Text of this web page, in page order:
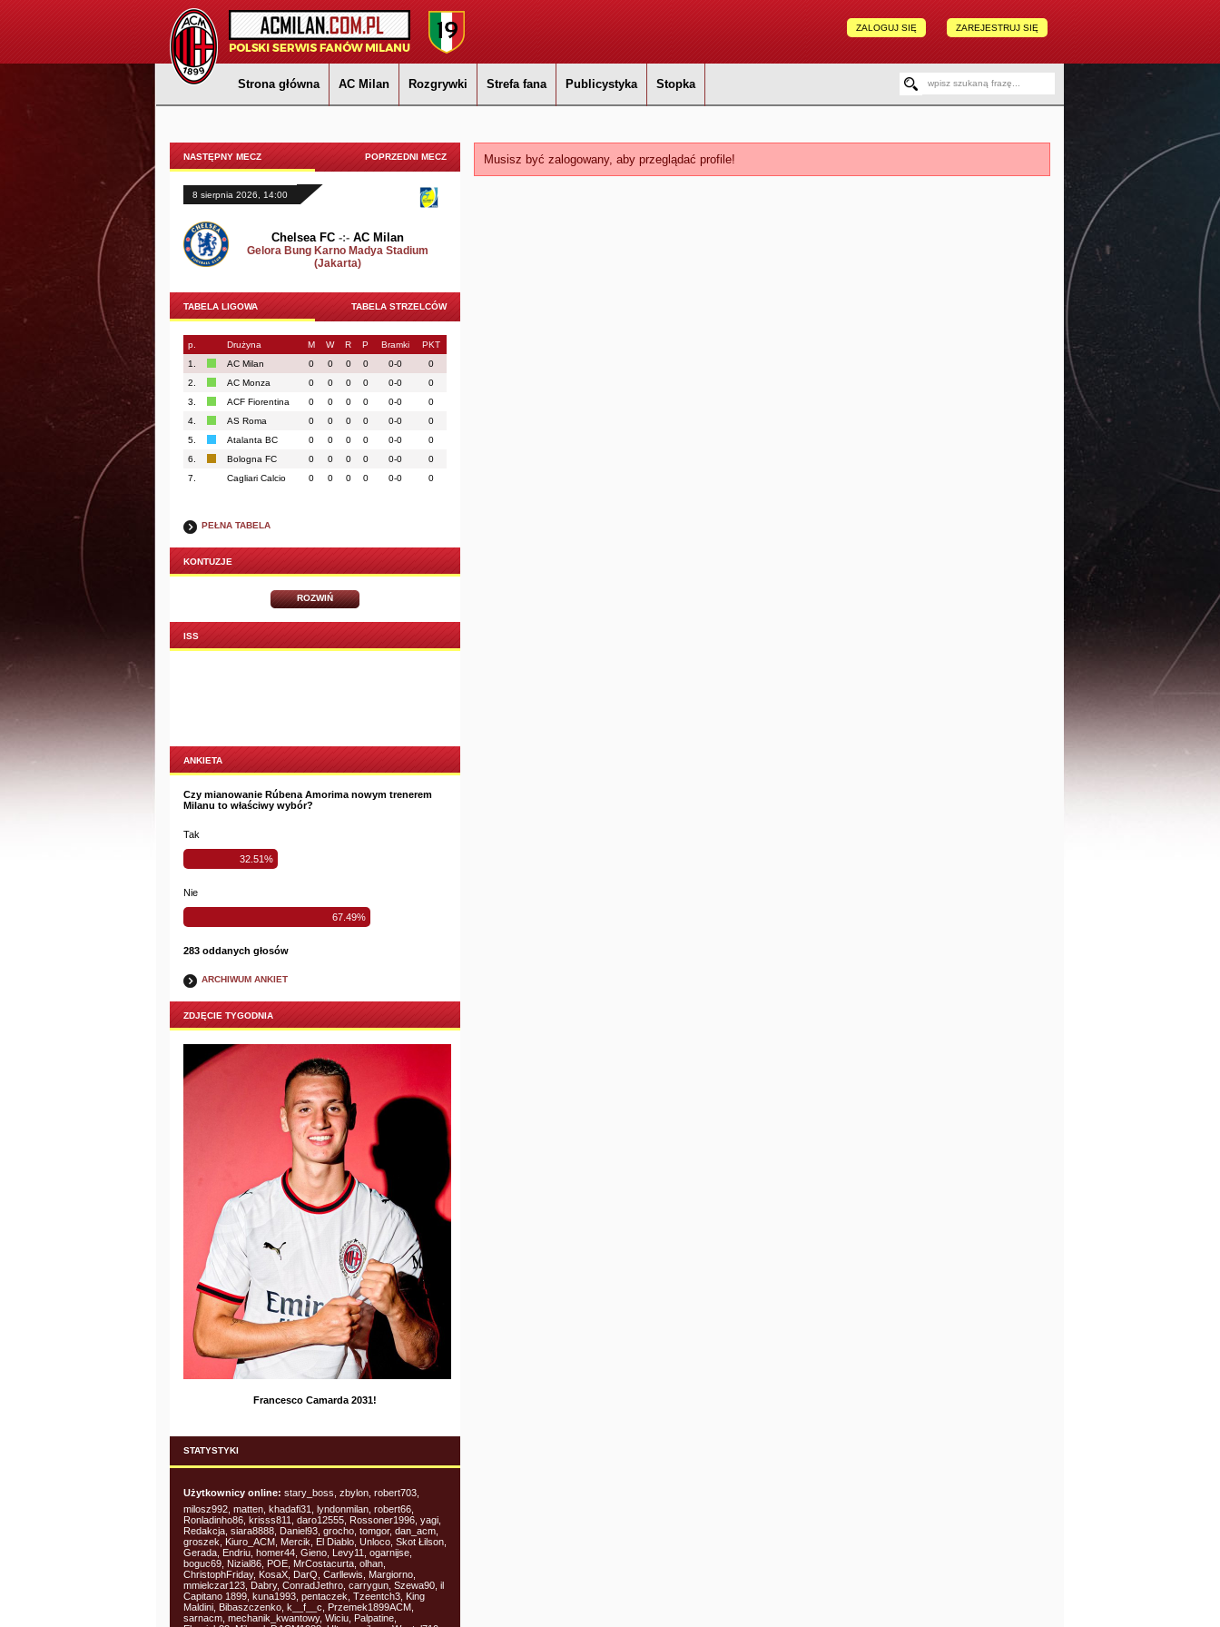
ZAREJESTRUJ SIĘ
ZALOGUJ SIĘ
Strona główna AC Milan Rozgrywki Strefa fana Publicystyka Stopka
NASTĘPNY MECZ POPRZEDNI MECZ
8 sierpnia 2026, 14:00
Chelsea FC -:- AC Milan
Gelora Bung Karno Madya Stadium
(Jakarta)
TABELA LIGOWA TABELA STRZELCÓW
p. Drużyna M W R P Bramki
PKT
1.
AC Milan 0 0 0 0 0-0
0
2.
AC Monza 0 0 0 0 0-0
0
3.
ACF Fiorentina 0 0 0 0 0-0
0
4.
AS Roma 0 0 0 0 0-0
0
5.
Atalanta BC 0 0 0 0 0-0
0
6.
Bologna FC 0 0 0 0 0-0
0
7.
Cagliari Calcio 0 0 0 0 0-0 0
PEŁNA TABELA
KONTUZJE
ROZWIŃ
ISS
ANKIETA
Czy mianowanie Rúbena Amorima nowym trenerem
Milanu to właściwy wybór?
Tak
32.51%
Nie
67.49%
283 oddanych głosów
ARCHIWUM ANKIET
ZDJĘCIE TYGODNIA
Francesco Camarda 2031!
STATYSTYKI
Użytkownicy online: stary_boss, zbylon, robert703,
milosz992, matten, khadafi31, lyndonmilan, robert66,
Ronladinho86, krisss811, daro12555, Rossoner1996, yagi,
Redakcja, siara8888, Daniel93, grocho, tomgor, dan_acm,
groszek, Kiuro_ACM, Mercik, El Diablo, Unloco, Skot Łilson,
Gerada, Endriu, homer44, Gieno, Levy11, ogarnijse,
boguc69, Nizial86, POE, MrCostacurta, olhan,
ChristophFriday, KosaX, DarQ, Carllewis, Margiorno,
mmielczar123, Dabry, ConradJethro, carrygun, Szewa90, il
Capitano 1899, kuna1993, pentaczek, Tzeentch3, King
Maldini, Bibaszczenko, k__f__c, Przemek1899ACM,
sarnacm, mechanik_kwantowy, Wiciu, Palpatine,
Musisz być zalogowany, aby przeglądać profile!